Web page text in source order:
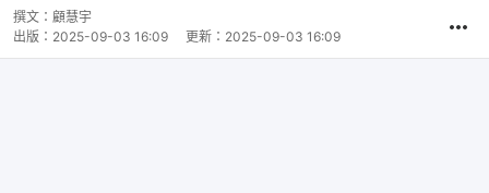
撰文： 顧慧宇
出版： 2025-09-03 16:09 更新： 2025-09-03 16:09